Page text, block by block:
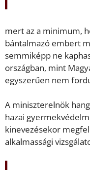
mert az a minimum,
bántalmazó embert
semmiképp ne
országban, mint
egyszerűen nem
A miniszterelnök
hazai
kinevezésekor
alkalmassági